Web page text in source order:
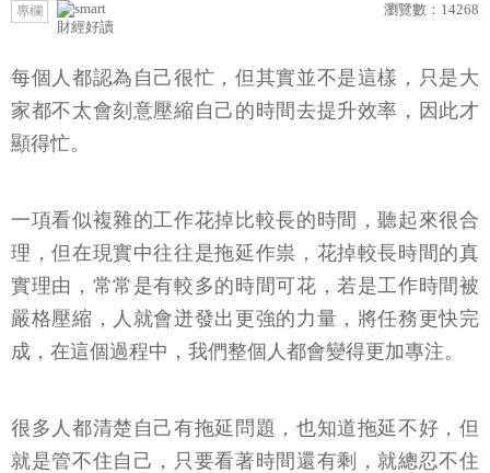
專欄
財經好讀
瀏覽數： 14268
每個人都認為自己很忙，但其實並不是這樣，只是大
家都不太會刻意壓縮自己的時間去提升效率，因此才
顯得忙。
一項看似複雜的工作花掉比較長的時間，聽起來很合
理，但在現實中往往是拖延作祟，花掉較長時間的真
實理由，常常是有較多的時間可花，若是工作時間被
嚴格壓縮，人就會迸發出更強的力量，將任務更快完
成，在這個過程中，我們整個人都會變得更加專注。
很多人都清楚自己有拖延問題，也知道拖延不好，但
就是管不住自己，只要看著時間還有剩，就總忍不住